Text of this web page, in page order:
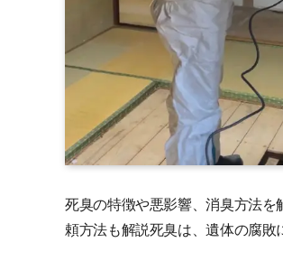
死臭の特徴や悪影響、消臭方法
頼方法も解説死臭は、遺体の腐敗